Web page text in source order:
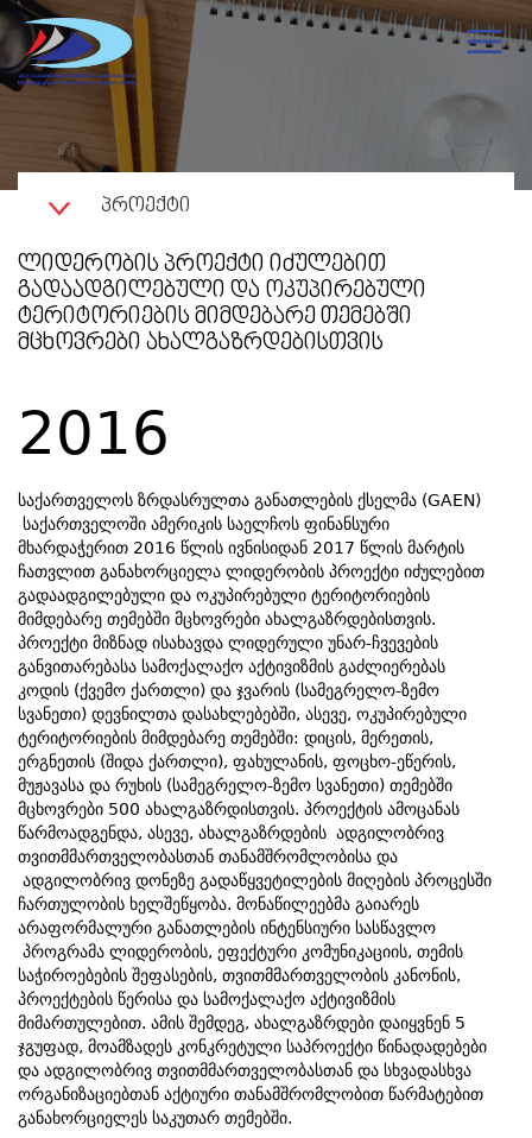
ᲞᲠᲝᲔᲥᲢᲘ
ᲚᲘᲓᲔᲠᲝᲑᲘᲡ ᲞᲠᲝᲔᲥᲢᲘ ᲘᲫᲣᲚᲔᲑᲘᲗ
ᲒᲐᲓᲐᲐᲓᲒᲘᲚᲔᲑᲣᲚᲘ ᲓᲐ ᲝᲙᲣᲞᲘᲠᲔᲑᲣᲚᲘ
ᲢᲔᲠᲘᲢᲝᲠᲘᲔᲑᲘᲡ ᲛᲘᲛᲓᲔᲑᲐᲠᲔ ᲗᲔᲛᲔᲑᲨᲘ
ᲛᲪᲮᲝᲕᲠᲔᲑᲘ ᲐᲮᲐᲚᲒᲐᲖᲠᲓᲔᲑᲘᲡᲗᲕᲘᲡ
2016
საქართველოს ზრდასრულთა განათლების ქსელმა (GAEN)
საქართველოში ამერიკის საელჩოს ფინანსური
მხარდაჭერით 2016 წლის ივნისიდან 2017 წლის მარტის
ჩათვლით განახორციელა ლიდერობის პროექტი იძულებით
გადაადგილებული და ოკუპირებული ტერიტორიების
მიმდებარე თემებში მცხოვრები ახალგაზრდებისთვის.
პროექტი მიზნად ისახავდა ლიდერული უნარ-ჩვევების
განვითარებასა სამოქალაქო აქტივიზმის გაძლიერებას
კოდის (ქვემო ქართლი) და ჯვარის (სამეგრელო-ზემო
სვანეთი) დევნილთა დასახლებებში, ასევე, ოკუპირებული
ტერიტორიების მიმდებარე თემებში: დიცის, მერეთის,
ერგნეთის (შიდა ქართლი), ფახულანის, ფოცხო-ეწერის,
მუჟავასა და რუხის (სამეგრელო-ზემო სვანეთი) თემებში
მცხოვრები 500 ახალგაზრდისთვის. პროექტის ამოცანას
წარმოადგენდა, ასევე, ახალგაზრდების ადგილობრივ
თვითმმართველობასთან თანამშრომლობისა და
ადგილობრივ დონეზე გადაწყვეტილების მიღების პროცესში
ჩართულობის ხელშეწყობა. მონაწილეებმა გაიარეს
არაფორმალური განათლების ინტენსიური სასწავლო
პროგრამა ლიდერობის, ეფექტური კომუნიკაციის, თემის
საჭიროებების შეფასების, თვითმმართველობის კანონის,
პროექტების წერისა და სამოქალაქო აქტივიზმის
მიმართულებით. ამის შემდეგ, ახალგაზრდები დაიყვნენ 5
ჯგუფად, მოამზადეს კონკრეტული საპროექტი წინადადებები
და ადგილობრივ თვითმმართველობასთან და სხვადასხვა
ორგანიზაციებთან აქტიური თანამშრომლობით წარმატებით
განახორციელეს საკუთარ თემებში.